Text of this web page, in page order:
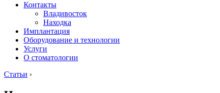
Контакты
Владивосток
Находка
Имплантация
Оборудование и технологии
Услуги
О стоматологии
Статьи ›